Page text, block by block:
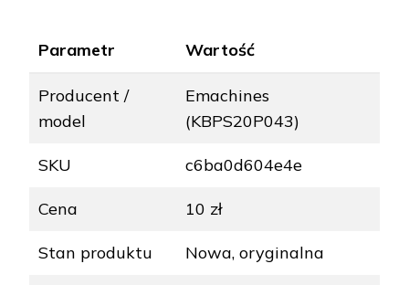
Parametr Wartość
Producent /
model
Emachines
(KBPS20P043)
SKU c6ba0d604e4e
Cena 10 zł
Stan produktu Nowa, oryginalna